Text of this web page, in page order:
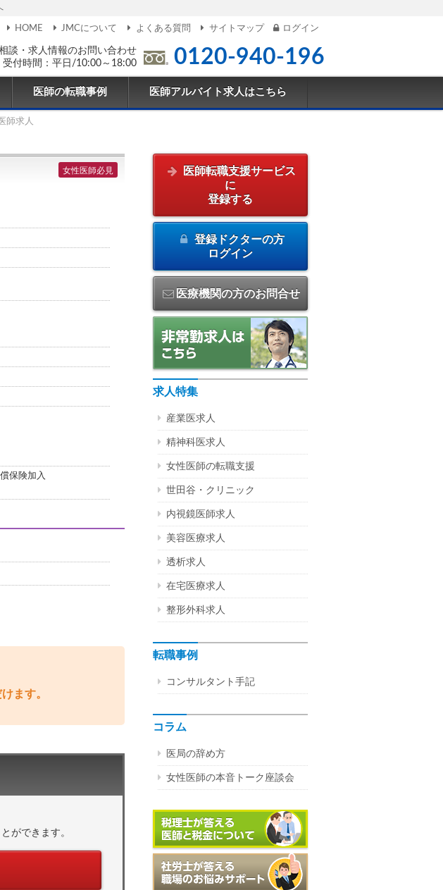
談・求人情報のお問い合わせ
受付時間：平日/10:00～18:00
0120-940-196
HOME JMCについて よくある質問 サイトマップ ログイン
医師の転職事例 医師アルバイト求人はこちら
師求人
女性医師必見
保険加入
ます。
ができます。
医師転職支援サービス
に
登録する
登録ドクターの方
ログイン
医療機関の方のお問合せ
求人特集
産業医求人
精神科医求人
女性医師の転職支援
世田谷・クリニック
内視鏡医師求人
美容医療求人
透析求人
在宅医療求人
整形外科求人
転職事例
コンサルタント手記
コラム
医局の辞め方
女性医師の本音トーク座談会